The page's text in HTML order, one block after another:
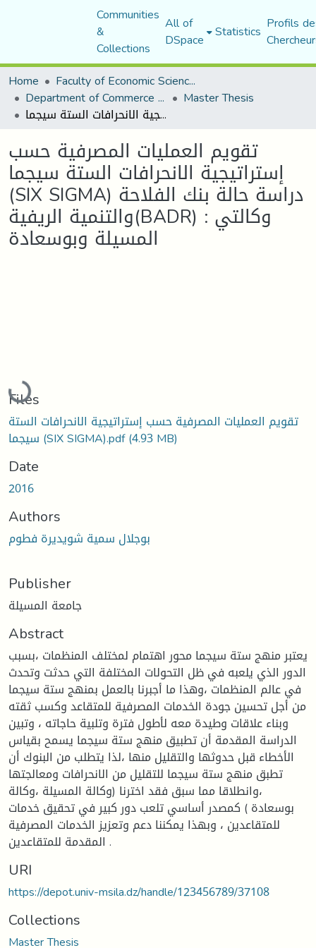
Communities
&
Collections
All of
DSpace Statistics Profils
Home
Faculty of Economic Sciences, Commerce and Management Sciences
Department of Commerce Science Master Thesis
تقويم العمليات المصرفية حسب إستراتيجية الانحرافات الستة سيجما (SIX SIGMA) دراسة حالة بنك الفلاحة والتنمية الريفية(BADR) وكالتي : المسيلة وبوسعادة
تقويم العمليات المصرفية حسب
إستراتيجية الانحرافات الستة سيجما
(SIX SIGMA) دراسة حالة بنك الفلاحة
والتنمية الريفية(BADR) وكالتي :
المسيلة وبوسعادة
Loading...
Files
تقويم العمليات المصرفية حسب إستراتيجية الانحرافات الستة
سيجما (SIX SIGMA).pdf(4.93 MB)
Date
2016
Authors
بوجلال سمية شويديرة فطوم
Publisher
جامعة المسيلة
Abstract
يعتبر منهج ستة سيجما محور اهتمام لمختلف المنظمات ،بسبب
الدور الذي يلعبه في ظل التحولات المختلفة التي حدثت وتحدث
في عالم المنظمات ،وهذا ما أجبرنا بالعمل بمنهج ستة سيجما
من أجل تحسين جودة الخدمات المصرفية للمتقاعد وكسب ثقته
وبناء علاقات وطيدة معه لأطول فترة وتلبية حاجاته ، وتبين
الدراسة المقدمة أن تطبيق منهج ستة سيجما يسمح بقياس
الأخطاء قبل حدوثها والتقليل منها ،لذا يتطلب من البنوك أن
تطبق منهج ستة سيجما للتقليل من الانحرافات ومعالجتها
،وانطلاقا مما سبق فقد اخترنا (وكالة المسيلة ،وكالة
بوسعادة ) كمصدر أساسي تلعب دور كبير في تحقيق خدمات
للمتقاعدين ، وبهذا يمكننا دعم وتعزيز الخدمات المصرفية
المقدمة للمتقاعدين .
URI
https://depot.univ-msila.dz/handle/123456789/37108
Collections
Master Thesis